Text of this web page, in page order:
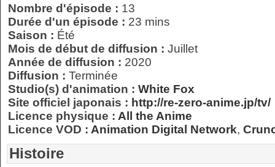
Nombre d'épisode : 13
Durée d'un épisode : 23 mins
Saison : Été
Mois de début de diffusion : Juillet
Année de diffusion : 2020
Diffusion : Terminée
Studio(s) d'animation : White Fox
Site officiel japonais : http://re-zero-anime.jp/tv/
Licence physique : All the Anime
Licence VOD : Animation Digital Network,
Histoire